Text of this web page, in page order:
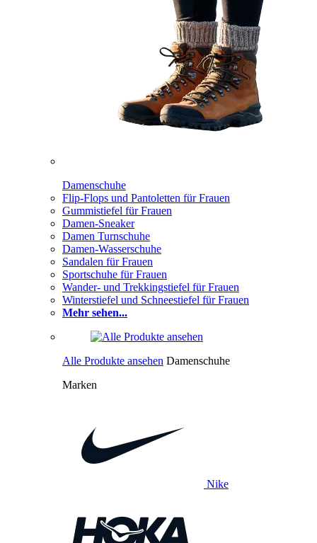
Damenschuhe
Flip-Flops und Pantoletten für Frauen
Gummistiefel für Frauen
Damen-Sneaker
Damen Turnschuhe
Damen-Wasserschuhe
Sandalen für Frauen
Sportschuhe für Frauen
Wander- und Trekkingstiefel für Frauen
Winterstiefel und Schneestiefel für Frauen
Mehr sehen...
Alle Produkte ansehen Damenschuhe
Marken
Nike